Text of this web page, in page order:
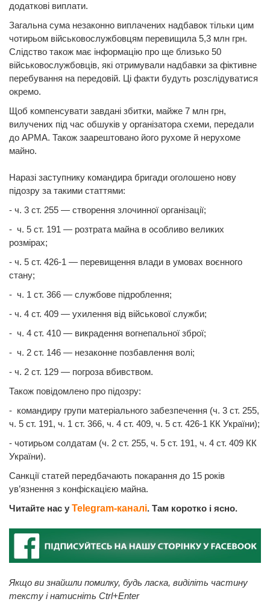
додаткові виплати.
Загальна сума незаконно виплачених надбавок тільки цим
чотирьом військовослужбовцям перевищила 5,3 млн грн.
Слідство також має інформацію про ще близько 50
військовослужбовців, які отримували надбавки за фіктивне
перебування на передовій. Ці факти будуть розслідуватися
окремо.
Щоб компенсувати завдані збитки, майже 7 млн грн,
вилучених під час обшуків у організатора схеми, передали
до АРМА. Також заарештовано його рухоме й нерухоме
майно.
Наразі заступнику командира бригади оголошено нову
підозру за такими статтями:
- ч. 3 ст. 255 — створення злочинної організації;
- ч. 5 ст. 191 — розтрата майна в особливо великих
розмірах;
- ч. 5 ст. 426-1 — перевищення влади в умовах воєнного
стану;
- ч. 1 ст. 366 — службове підроблення;
- ч. 4 ст. 409 — ухилення від військової служби;
- ч. 4 ст. 410 — викрадення вогнепальної зброї;
- ч. 2 ст. 146 — незаконне позбавлення волі;
- ч. 2 ст. 129 — погроза вбивством.
Також повідомлено про підозру:
- командиру групи матеріального забезпечення (ч. 3 ст. 255,
ч. 5 ст. 191, ч. 1 ст. 366, ч. 4 ст. 409, ч. 5 ст. 426-1 КК України);
- чотирьом солдатам (ч. 2 ст. 255, ч. 5 ст. 191, ч. 4 ст. 409 КК
України).
Санкції статей передбачають покарання до 15 років
ув’язнення з конфіскацією майна.
Читайте нас у Telegram-каналі. Там коротко і ясно.
Якщо ви знайшли помилку, будь ласка, виділіть частину
тексту і натисніть Ctrl+Enter